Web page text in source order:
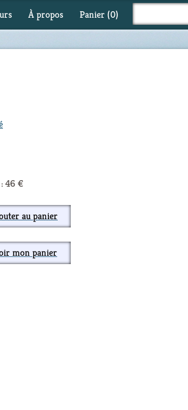
À propos Panier (0)
: 46 €
au panier
mon panier